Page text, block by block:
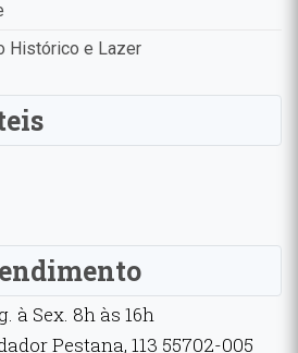
Histórico e Lazer
à Sex. 8h às 16h
Pestana, 113 55702-005